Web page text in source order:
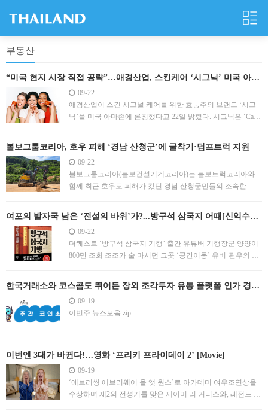
부동산
“미국 현지 시장 직접 공략”…애경산업, 스킨케어 ‘시그닉’ 미국 아마
존 론칭
09-22
애경산업이 스킨 시그널 케어를 위한 효능주의 브랜드 ‘시그
닉’을 미국 아마존에 론칭했다고 22일 밝혔다. 시그닉은 ‘Catch
어 성분을 조합한 효능 중심의 스킨케어 브랜드다. 시그닉의
브랜드명은 ‘시그널’(Signal)과 ‘클리
볼보그룹코리아, 호우 피해 ‘경남 산청군’에 굴착기·덤프트럭 지원
09-22
볼보그룹코리아(볼보건설기계코리아)는 볼보트럭코리아와
함께 최근 호우로 피해가 컸던 경남 산청군민들의 조속한 일
구 지원 간담회에는 이승화 산청군수, 박강석 볼보트럭코리아
대표이사, 이명관 볼보그룹코리아 국내영업서비스부문 부사
장 등 주요 관계자
여포의 발자국 남은 ‘전설의 바위’가?...방구석 삼국지 어때[신익수의
책GPT]
09-22
더퀘스트 ‘방구석 삼국지 기행’ 출간 유튜버 기행장군 양양이
800만 조회 조조가 술 마시던 그곳 ‘공간이동’ 유비·관우의 숨
행서 하나가 나왔다. 6만명에 가까운 구독자를 보유한 유튜브
채널 ‘기행장군 양양이’ 운영자 박창훈씨가 가더
한국거래소와 코스콤도 뛰어든 장외 조각투자 유통 플랫폼 인가 경쟁
09-19
이번주 뉴스모음.zip
이번엔 3대가 바뀐다!…영화 ‘프리키 프라이데이 2’ [Movie]
09-19
‘에브리씽 에브리웨어 올 앳 원스’로 아카데미 여우조연상을
수상하며 제2의 전성기를 맞은 제이미 리 커티스와, 레전드 하